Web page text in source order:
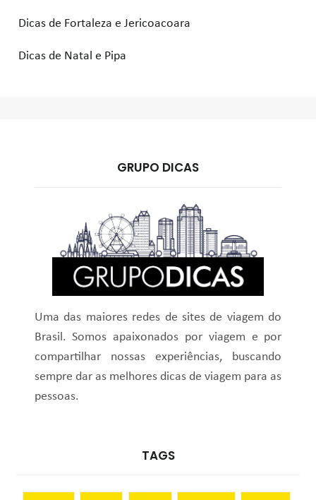
Dicas de Fortaleza e Jericoacoara
Dicas de Natal e Pipa
GRUPO DICAS
Uma das maiores redes de sites de viagem do
Brasil. Somos apaixonados por viagem e por
compartilhar nossas experiências, buscando
sempre dar as melhores dicas de viagem para as
pessoas.
TAGS